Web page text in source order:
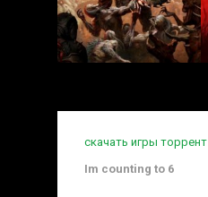
скачать игры торрент
Im counting to 6